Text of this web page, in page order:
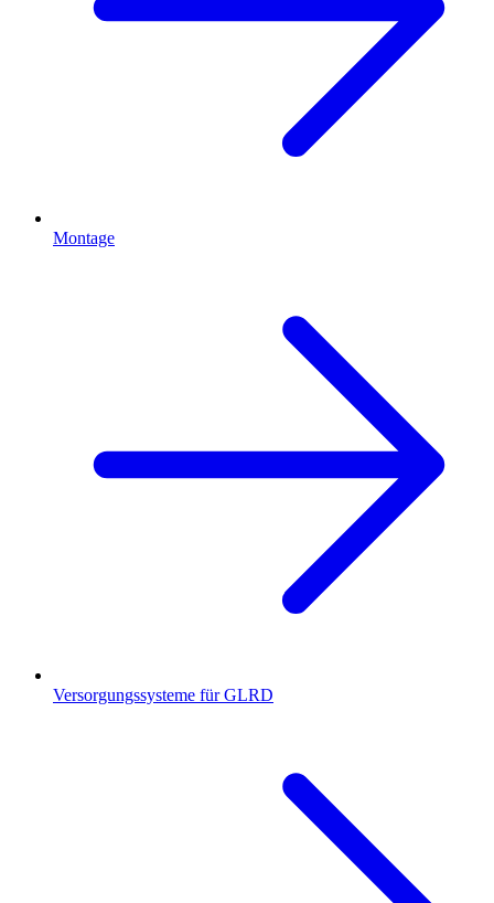
Montage
Versorgungssysteme für GLRD